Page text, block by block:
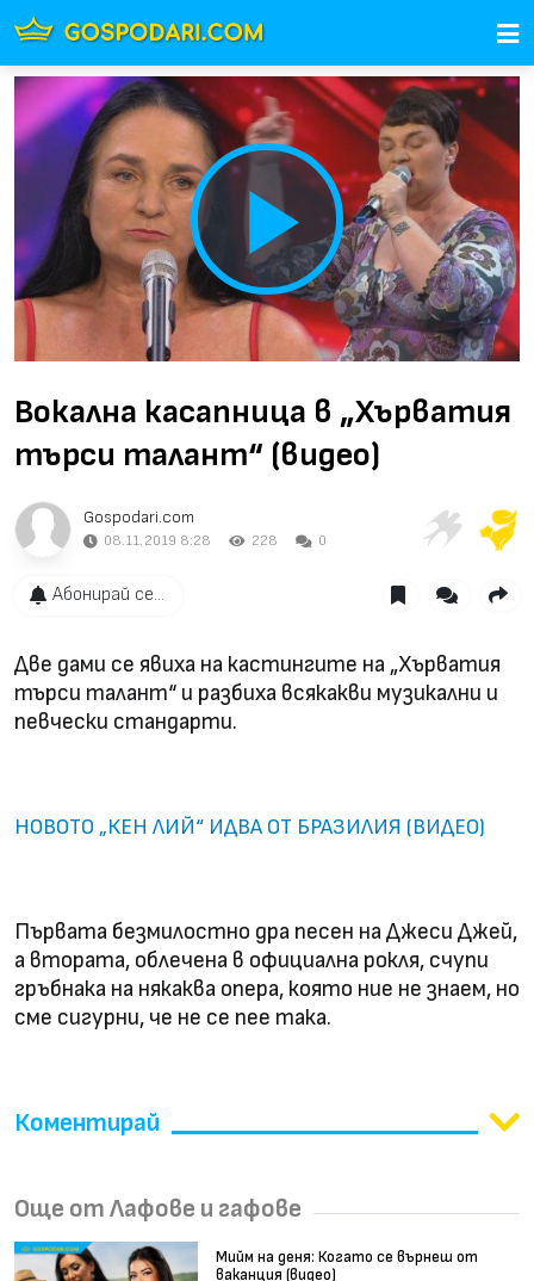
Play
Video
Вокална касапница в „Хърватия
търси талант“ (видео)
Gospodari.com
08.11.2019 8:28 228 0
Абонирай се...
Две дами се явиха на кастингите на „Хърватия
търси талант“ и разбиха всякакви музикални и
певчески стандарти.
НОВОТО „КЕН ЛИЙ“ ИДВА ОТ БРАЗИЛИЯ (ВИДЕО)
Първата безмилостно дра песен на Джеси Джей,
а втората, облечена в официална рокля, счупи
гръбнака на някаква опера, която ние не знаем, но
сме сигурни, че не се пее така.
Коментирай
Още от Лафове и гафове
Мийм на деня: Когато се върнеш от
ваканция (видео)